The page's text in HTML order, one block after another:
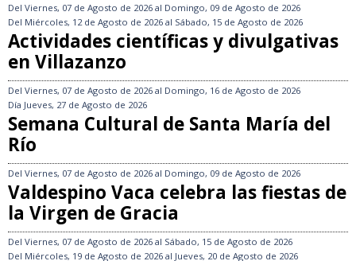
Del Viernes, 07 de Agosto de 2026 al Domingo, 09 de Agosto de 2026
Del Miércoles, 12 de Agosto de 2026 al Sábado, 15 de Agosto de 2026
Actividades científicas y divulgativas
en Villazanzo
Del Viernes, 07 de Agosto de 2026 al Domingo, 16 de Agosto de 2026
Día Jueves, 27 de Agosto de 2026
Semana Cultural de Santa María del
Río
Del Viernes, 07 de Agosto de 2026 al Domingo, 09 de Agosto de 2026
Valdespino Vaca celebra las fiestas de
la Virgen de Gracia
Del Viernes, 07 de Agosto de 2026 al Sábado, 15 de Agosto de 2026
Del Miércoles, 19 de Agosto de 2026 al Jueves, 20 de Agosto de 2026